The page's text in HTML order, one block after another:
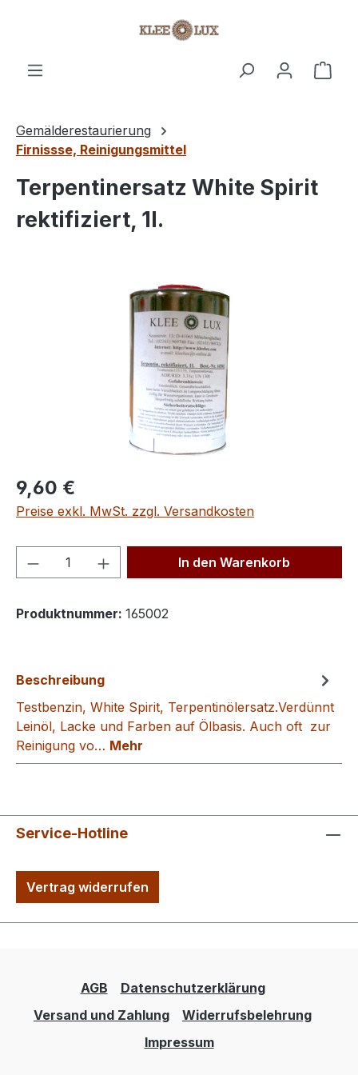
Gemälderestaurierung
Firnissse, Reinigungsmittel
Terpentinersatz White Spirit
rektifiziert, 1l.
Regulärer Preis:
9,60 €
Preise exkl. MwSt. zzgl. Versandkosten
Produkt Anzahl: Gib denIn den Warenkorb
Produktnummer: 165002
Beschreibung
Testbenzin, White Spirit, Terpentinölersatz.Verdünnt
Leinöl, Lacke und Farben auf Ölbasis. Auch oft zur
Reinigung vo… Mehr
Service-Hotline
Vertrag widerrufen
AGB
Datenschutzerklärung
Versand und Zahlung
Widerrufsbelehrung
Impressum